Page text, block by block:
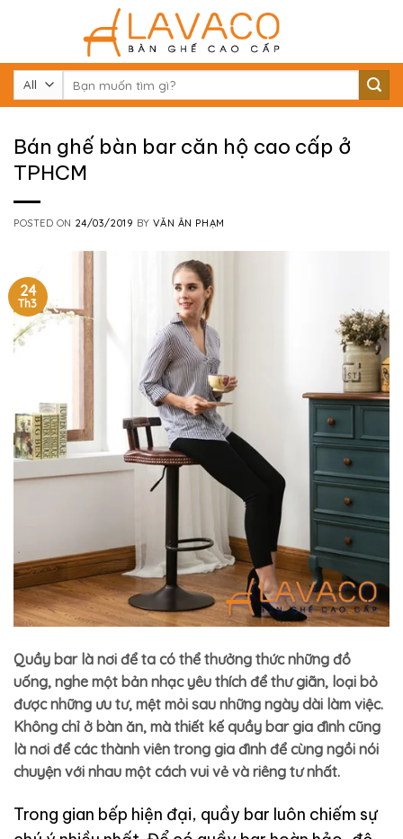
kiếm:
Bán ghế bàn bar căn hộ cao cấp ở
TPHCM
POSTED ON 24/03/2019 BYVĂN ÂN PHẠM
24
Th3
Quầy bar là nơi để ta có thể thưởng thức những đồ
uống, nghe một bản nhạc yêu thích để thư giãn, loại bỏ
được những ưu tư, mệt mỏi sau những ngày dài làm việc.
Không chỉ ở bàn ăn, mà thiết kế quầy bar gia đình cũng
là nơi để các thành viên trong gia đình để cùng ngồi nói
chuyện với nhau một cách vui vẻ và riêng tư nhất.
Trong gian bếp hiện đại, quầy bar luôn chiếm sự